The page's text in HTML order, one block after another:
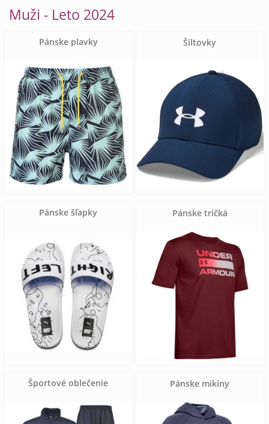
Muži - Leto 2024
Pánske plavky Šiltovky
Pánske šľapky Pánske tričká
Športové oblečenie Pánske mikiny